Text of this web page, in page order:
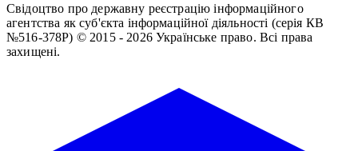
Свідоцтво про державну реєстрацію інформаційного
агентства як суб'єкта інформаційної діяльності (серія КВ
№516-378Р) © 2015 - 2026 Українське право. Всі права
захищені.